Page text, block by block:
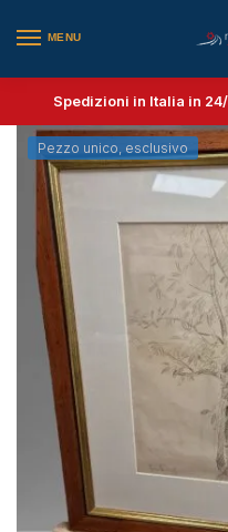
MENU
Spedizioni in Italia in
Pezzo unico, esclusivo